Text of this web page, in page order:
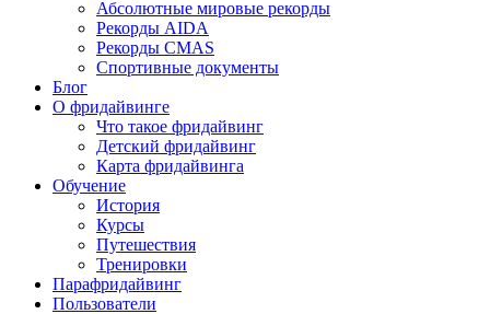
Абсолютные мировые рекорды
Рекорды AIDA
Рекорды CMAS
Спортивные документы
Блог
О фридайвинге
Что такое фридайвинг
Детский фридайвинг
Карта фридайвинга
Обучение
История
Курсы
Путешествия
Тренировки
Парафридайвинг
Пользователи